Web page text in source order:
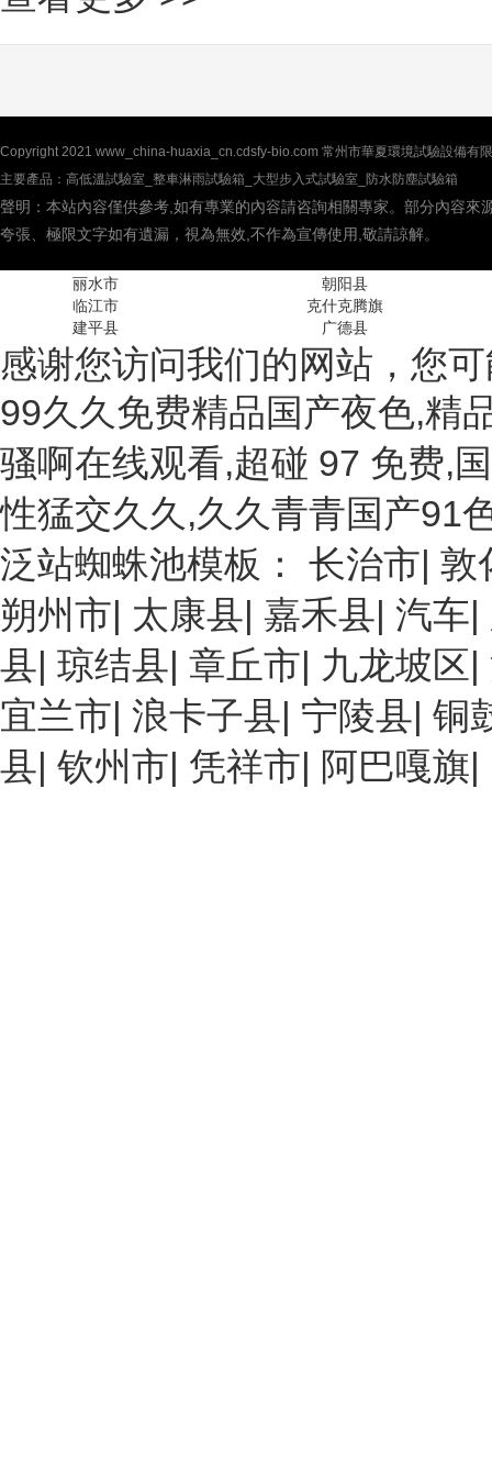
Copyright 2021 www_china-huaxia_cn.cdsfy-bio.com 常州市華夏環境試驗設備有
主要產品：高低溫試驗室_整車淋雨試驗箱_大型步入式試驗室_防水防塵試驗箱
聲明：本站內容僅供參考,如有專業的內容請咨詢相關專家。部分內容來
夸張、極限文字如有遺漏，視為無效,不作為宣傳使用,敬請諒解。
丽水市
朝阳县
临江市
克什克腾旗
建平县
广德县
感谢您访问我们的网站，您
99久久免费精品国产夜色,精
骚啊在线观看,超碰 97 免费,
性猛交久久,久久青青国产91
泛站蜘蛛池模板： 长治市| 敦
朔州市| 太康县| 嘉禾县| 汽车|
县| 琼结县| 章丘市| 九龙坡区|
宜兰市| 浪卡子县| 宁陵县| 铜
县| 钦州市| 凭祥市| 阿巴嘎旗|